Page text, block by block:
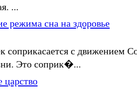
...
режима сна на здоровье
соприкасается с движением
Это соприк�...
царство